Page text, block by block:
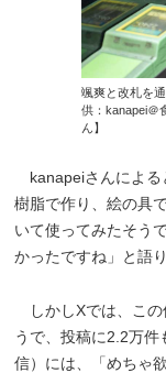
颯爽と改札を
供：kanapei＠
ん】
kanapeiさんによる
樹脂で作り、絵の具
いて使ってみたそう
かったですね」と語り
しかしXでは、この
うで、投稿に2.2万件
信）には、「めちゃ